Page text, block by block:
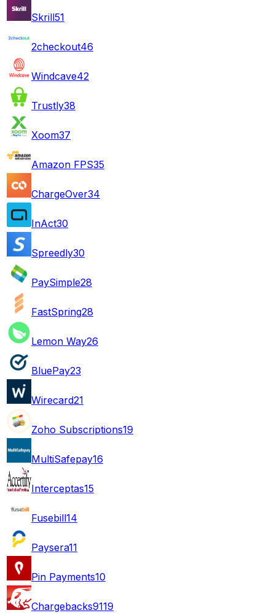
Skrill51
2checkout46
Windcave42
Trustly38
Xoom37
Amazon FPS35
ChargeOver34
InAct30
Spreedly30
PaySimple28
FastSpring28
Lemon Way26
BluePay23
Wirecard21
Zoho Subscriptions19
MultiSafepay16
Interceptas15
Fusebill14
Paysera11
Pin Payments10
Chargebacks9119